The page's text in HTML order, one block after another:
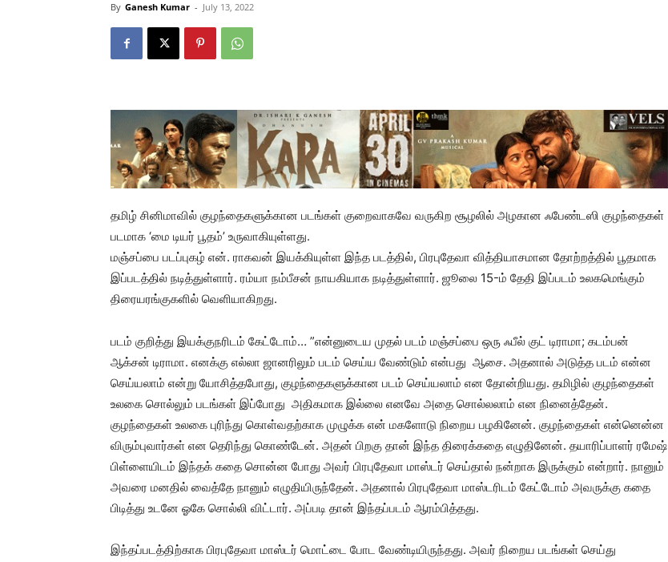
By Ganesh Kumar - July 13, 2022
தமிழ் சினிமாவில் குழந்தைகளுக்கான படங்கள் குறைவாகவே வருகிற சூழலில் அழகான ஃபேண்டஸி குழந்தைகள்
படமாக ‘மை டியர் பூதம்’ உருவாகியுள்ளது.
மஞ்சப்பை படப்புகழ் என். ராகவன் இயக்கியுள்ள இந்த படத்தில், பிரபுதேவா வித்தியாசமான தோற்றத்தில் பூதமாக
இப்படத்தில் நடித்துள்ளார். ரம்யா நம்பீசன் நாயகியாக நடித்துள்ளார். ஜூலை 15-ம் தேதி இப்படம் உலகமெங்கும்
திரையரங்குகளில் வெளியாகிறது.
படம் குறித்து இயக்குநரிடம் கேட்டோம்… ”என்னுடைய முதல் படம் மஞ்சப்பை ஒரு ஃபீல் குட் டிராமா; கடம்பன்
ஆக்சன் டிராமா. எனக்கு எல்லா ஜானரிலும் படம் செய்ய வேண்டும் என்பது ஆசை. அதனால் அடுத்த படம் என்ன
செய்யலாம் என்று யோசித்தபோது, குழந்தைகளுக்கான படம் செய்யலாம் என தோன்றியது. தமிழில் குழந்தைகள்
உலகை சொல்லும் படங்கள் இப்போது அதிகமாக இல்லை எனவே அதை சொல்லலாம் என நினைத்தேன்.
குழந்தைகள் உலகை புரிந்து கொள்வதற்காக முழுக்க என் மகளோடு நிறைய பழகினேன். குழந்தைகள் என்னென்ன
விரும்புவார்கள் என தெரிந்து கொண்டேன். அதன் பிறகு தான் இந்த திரைக்கதை எழுதினேன். தயாரிப்பாளர் ரமேஷ்
பிள்ளையிடம் இந்தக் கதை சொன்ன போது அவர் பிரபுதேவா மாஸ்டர் செய்தால் நன்றாக இருக்கும் என்றார். நானும்
அவரை மனதில் வைத்தே நானும் எழுதியிருந்தேன். அதனால் பிரபுதேவா மாஸ்டரிடம் கேட்டோம் அவருக்கு கதை
பிடித்து உடனே ஓகே சொல்லி விட்டார். அப்படி தான் இந்தப்படம் ஆரம்பித்தது.
இந்தப்படத்திற்காக பிரபுதேவா மாஸ்டர் மொட்டை போட வேண்டியிருந்தது. அவர் நிறைய படங்கள் செய்து